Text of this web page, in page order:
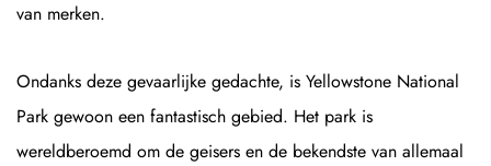
van merken.
Ondanks deze gevaarlijke gedachte, is Yellowstone National
Park gewoon een fantastisch gebied. Het park is
wereldberoemd om de geisers en de bekendste van allemaal